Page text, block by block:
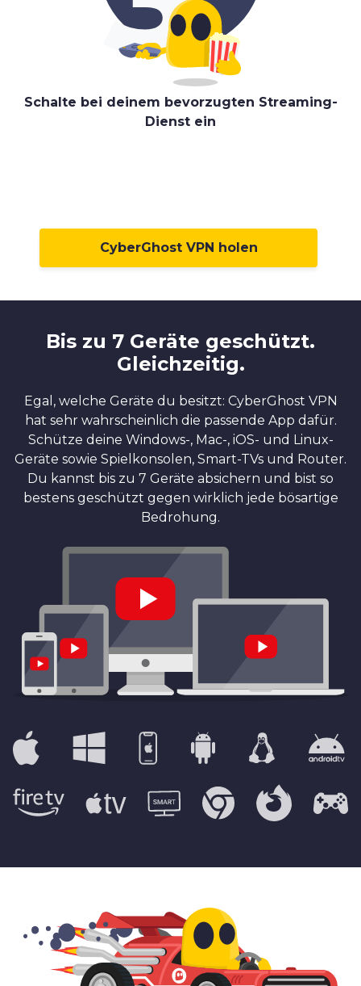
Schalte bei deinem bevorzugten Streaming-
Dienst ein
CyberGhost VPN holen
Bis zu 7 Geräte geschützt.
Gleichzeitig.
Egal, welche Geräte du besitzt: CyberGhost VPN
hat sehr wahrscheinlich die passende App dafür.
Schütze deine Windows-, Mac-, iOS- und Linux-
Geräte sowie Spielkonsolen, Smart-TVs und Router.
Du kannst bis zu 7 Geräte absichern und bist so
bestens geschützt gegen wirklich jede bösartige
Bedrohung.